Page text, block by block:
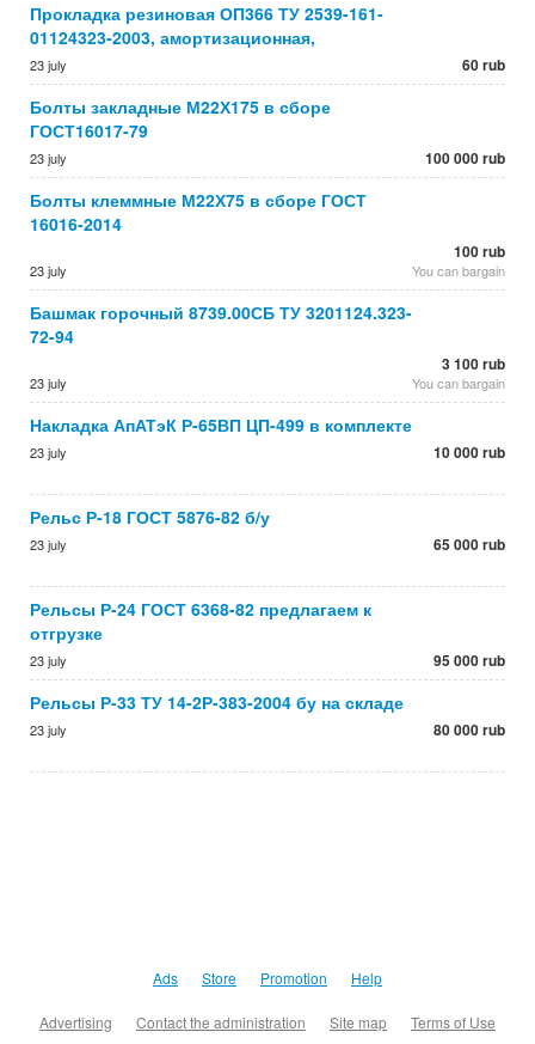
Прокладка резиновая ОП366 ТУ 2539-161-
01124323-2003, амортизационная,
23 july 60 rub
Болты закладные М22Х175 в сборе
ГОСТ16017-79
23 july 100 000 rub
Болты клеммные М22Х75 в сборе ГОСТ
16016-2014
23 july
100 rub
You can bargain
Башмак горочный 8739.00СБ ТУ 3201124.323-
72-94
23 july
3 100 rub
You can bargain
Накладка АпАТэК Р-65ВП ЦП-499 в комплекте
23 july 10 000 rub
Рельс Р-18 ГОСТ 5876-82 б/у
23 july 65 000 rub
Рельсы Р-24 ГОСТ 6368-82 предлагаем к
отгрузке
23 july 95 000 rub
Рельсы Р-33 ТУ 14-2Р-383-2004 бу на складе
23 july 80 000 rub
Ads Store Promotion Help
Advertising Contact the administration Site map Terms of Use